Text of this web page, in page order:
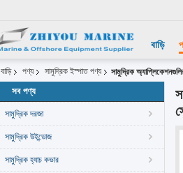
বাড়ি
বাড়ি পণ্য সামুদ্রিক ইস্পাত পণ্য সামুদ্রিক
সব পণ্য
সামুদ্রিক দরজা
সামুদ্রিক উইন্ডোজ
সামুদ্রিক হ্যাচ কভার